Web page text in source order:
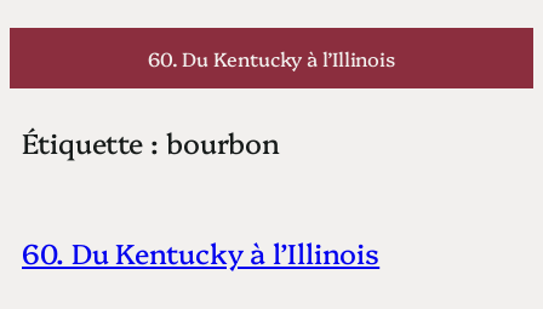
Aller
60. Du Kentucky à l’Illinois
Étiquette : bourbon
60. Du Kentucky à l’Illinois